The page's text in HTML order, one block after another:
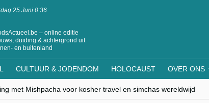
25 Juni 0:36
– online editie
duiding & achtergrond uit
en buitenland
CULTUUR & JODENDOM HOLOCAUST OVER ONS
met Mishpacha voor kosher travel en simchas wereldwijd
centraal tijdens conferentie in Brussel